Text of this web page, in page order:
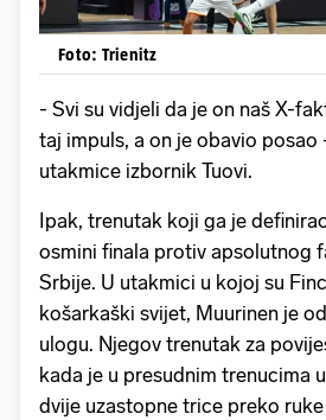
Foto: Trienitz
- Svi su vidjeli da je on naš X-
taj impuls, a on je obavio posao
utakmice izbornik Tuovi.
Ipak, trenutak koji ga je
osmini finala protiv apsolutnog
Srbije. U utakmici u kojoj su
košarkaški svijet, Muurinen je
ulogu. Njegov trenutak za
kada je u presudnim trenucima
dvije uzastopne trice preko